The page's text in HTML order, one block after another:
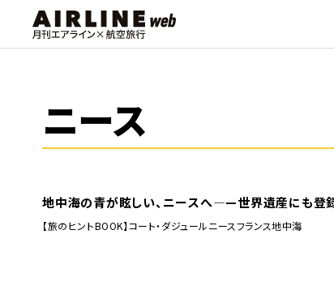
ニース
地中海の青が眩しい、ニースへ―—世界遺産にも登
【旅のヒントBOOK】コート・ダジュールニースフランス地中海